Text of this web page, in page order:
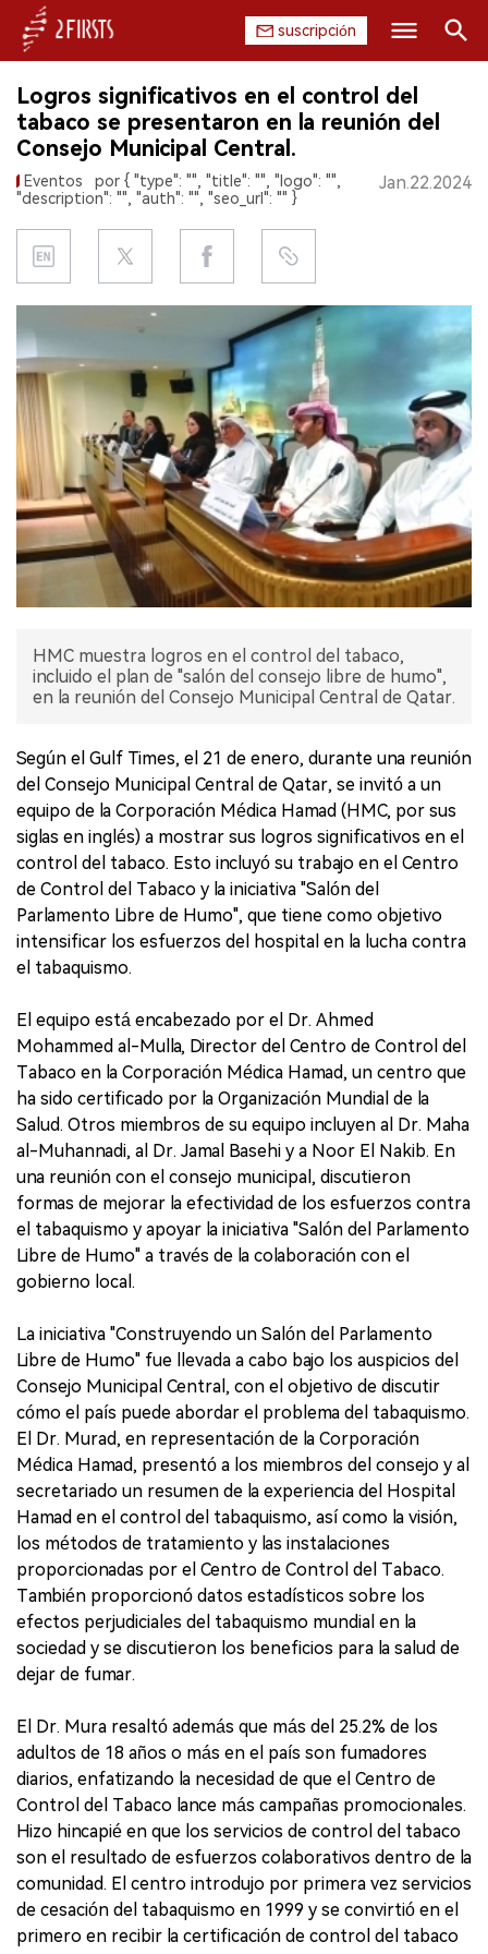
suscripción
INICIO
EMPRESA
REGULACIÓN
DATOS
EXPOSICIÓN
ENTREVISTA
Buscar
Logros significativos en el control del
tabaco se presentaron en la reunión del
Consejo Municipal Central.
Eventos
por { "type": "", "title": "", "logo": "",
"description": "", "auth": "", "seo_url": "" }
Jan.22.2024
HMC muestra logros en el control del tabaco,
incluido el plan de "salón del consejo libre de humo",
en la reunión del Consejo Municipal Central de Qatar.
Según el Gulf Times, el 21 de enero, durante una reunión
del Consejo Municipal Central de Qatar, se invitó a un
equipo de la Corporación Médica Hamad (HMC, por sus
siglas en inglés) a mostrar sus logros significativos en el
control del tabaco. Esto incluyó su trabajo en el Centro
de Control del Tabaco y la iniciativa "Salón del
Parlamento Libre de Humo", que tiene como objetivo
intensificar los esfuerzos del hospital en la lucha contra
el tabaquismo.
El equipo está encabezado por el Dr. Ahmed
Mohammed al-Mulla, Director del Centro de Control del
Tabaco en la Corporación Médica Hamad, un centro que
ha sido certificado por la Organización Mundial de la
Salud. Otros miembros de su equipo incluyen al Dr. Maha
al-Muhannadi, al Dr. Jamal Basehi y a Noor El Nakib. En
una reunión con el consejo municipal, discutieron
formas de mejorar la efectividad de los esfuerzos contra
el tabaquismo y apoyar la iniciativa "Salón del Parlamento
Libre de Humo" a través de la colaboración con el
gobierno local.
La iniciativa "Construyendo un Salón del Parlamento
Libre de Humo" fue llevada a cabo bajo los auspicios del
Consejo Municipal Central, con el objetivo de discutir
cómo el país puede abordar el problema del tabaquismo.
El Dr. Murad, en representación de la Corporación
Médica Hamad, presentó a los miembros del consejo y al
secretariado un resumen de la experiencia del Hospital
Hamad en el control del tabaquismo, así como la visión,
los métodos de tratamiento y las instalaciones
proporcionadas por el Centro de Control del Tabaco.
También proporcionó datos estadísticos sobre los
efectos perjudiciales del tabaquismo mundial en la
sociedad y se discutieron los beneficios para la salud de
dejar de fumar.
El Dr. Mura resaltó además que más del 25.2% de los
adultos de 18 años o más en el país son fumadores
diarios, enfatizando la necesidad de que el Centro de
Control del Tabaco lance más campañas promocionales.
Hizo hincapié en que los servicios de control del tabaco
son el resultado de esfuerzos colaborativos dentro de la
comunidad. El centro introdujo por primera vez servicios
de cesación del tabaquismo en 1999 y se convirtió en el
primero en recibir la certificación de control del tabaco